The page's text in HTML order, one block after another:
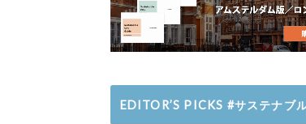
EDITOR’S PICKS #サステナブ